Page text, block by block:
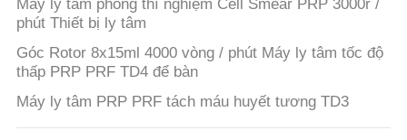
VỚI
CHÚNG
TÔI
TIN
Máy ly tâm phòng thí nghiệm Cell Smear PRP 3000r /
phút Thiết bị ly tâm
Góc Rotor 8x15ml 4000 vòng / phút Máy ly tâm tốc độ
thấp PRP PRF TD4 để bàn
Máy ly tâm PRP PRF tách máu huyết tương TD3